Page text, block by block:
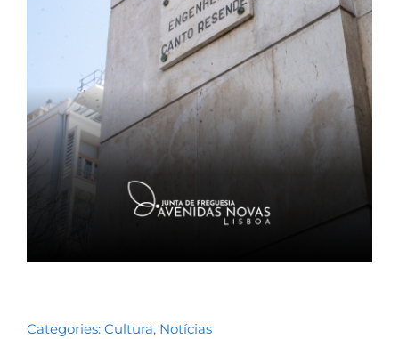
Categories: Cultura, Notícias